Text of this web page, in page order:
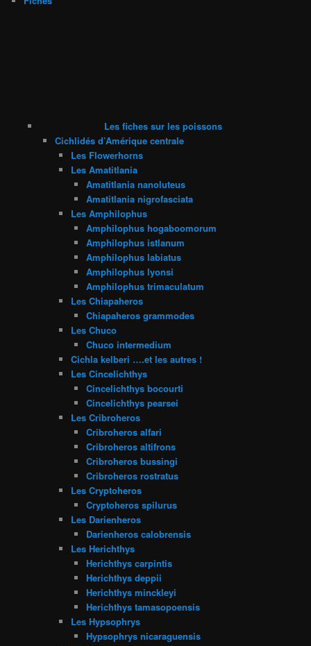
Les fiches sur les poissons
Cichlidés d’Amérique centrale
Les Flowerhorns
Les Amatitlania
Amatitlania nanoluteus
Amatitlania nigrofasciata
Les Amphilophus
Amphilophus hogaboomorum
Amphilophus istlanum
Amphilophus labiatus
Amphilophus lyonsi
Amphilophus trimaculatum
Les Chiapaheros
Chiapaheros grammodes
Les Chuco
Chuco intermedium
Cichla kelberi ….et les autres !
Les Cincelichthys
Cincelichthys bocourti
Cincelichthys pearsei
Les Cribroheros
Cribroheros alfari
Cribroheros altifrons
Cribroheros bussingi
Cribroheros rostratus
Les Cryptoheros
Cryptoheros spilurus
Les Darienheros
Darienheros calobrensis
Les Herichthys
Herichthys carpintis
Herichthys deppii
Herichthys minckleyi
Herichthys tamasopoensis
Les Hypsophrys
Hypsophrys nicaraguensis